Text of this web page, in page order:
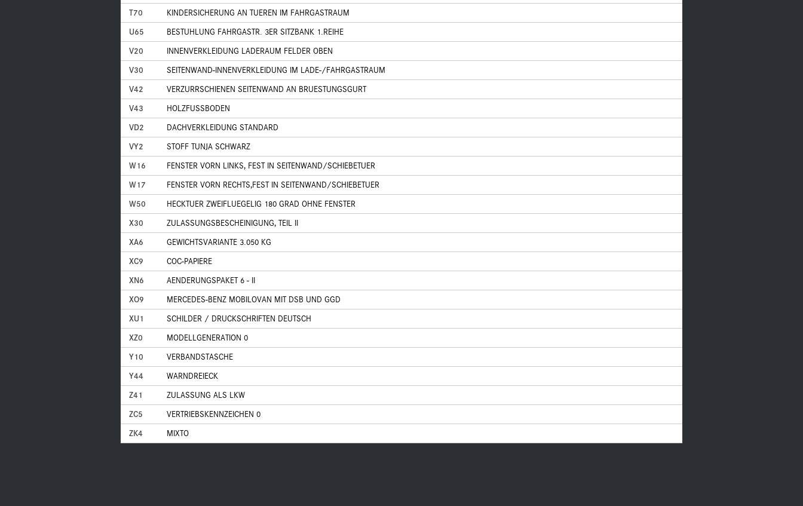
T70
KINDERSICHERUNG AN TUEREN IM FAHRGASTRAUM
U65
BESTUHLUNG FAHRGASTR. 3ER SITZBANK 1.REIHE
V20
INNENVERKLEIDUNG LADERAUM FELDER OBEN
V30
SEITENWAND-INNENVERKLEIDUNG IM LADE-/FAHRGASTRAUM
V42
VERZURRSCHIENEN SEITENWAND AN BRUESTUNGSGURT
V43
HOLZFUSSBODEN
VD2
DACHVERKLEIDUNG STANDARD
VY2
STOFF TUNJA SCHWARZ
W16
FENSTER VORN LINKS, FEST IN SEITENWAND/SCHIEBETUER
W17
FENSTER VORN RECHTS,FEST IN SEITENWAND/SCHIEBETUER
W50
HECKTUER ZWEIFLUEGELIG 180 GRAD OHNE FENSTER
X30
ZULASSUNGSBESCHEINIGUNG, TEIL II
XA6
GEWICHTSVARIANTE 3.050 KG
XC9
COC-PAPIERE
XN6
AENDERUNGSPAKET 6 - II
XO9
MERCEDES-BENZ MOBILOVAN MIT DSB UND GGD
XU1
SCHILDER / DRUCKSCHRIFTEN DEUTSCH
XZ0
MODELLGENERATION 0
Y10
VERBANDSTASCHE
Y44
WARNDREIECK
Z41
ZULASSUNG ALS LKW
ZC5
VERTRIEBSKENNZEICHEN 0
ZK4
MIXTO